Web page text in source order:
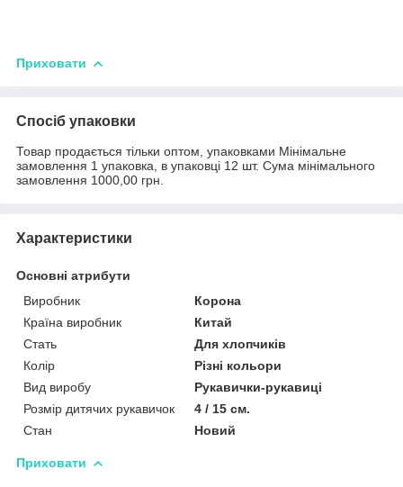
Приховати
Спосіб упаковки
Товар продається тільки оптом, упаковками Мінімальне
замовлення 1 упаковка, в упаковці 12 шт. Сума мінімального
замовлення 1000,00 грн.
Характеристики
Основні атрибути
Виробник
Корона
Країна виробник
Китай
Стать
Для хлопчиків
Колір
Різні кольори
Вид виробу
Рукавички-рукавиці
Розмір дитячих рукавичок
4 / 15 см.
Стан
Новий
Приховати